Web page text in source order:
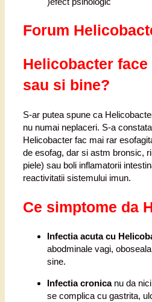
Forum
Helicobacter face
sau si bine?
S-ar putea spune ca
nu numai neplaceri. S-a
Helicobacter fac mai rar
de esofag, dar si astm bronsic,
piele) sau boli inflamatorii
reactivitatii sistemului imun.
Ce simptome da
Infectia acuta cu
abodminale vagi,
sine.
Infectia cronica nu da
se complica cu gastrita,